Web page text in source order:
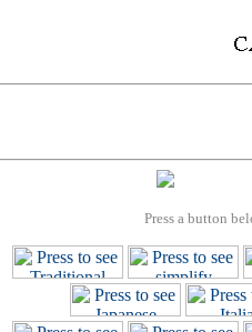
Press a button